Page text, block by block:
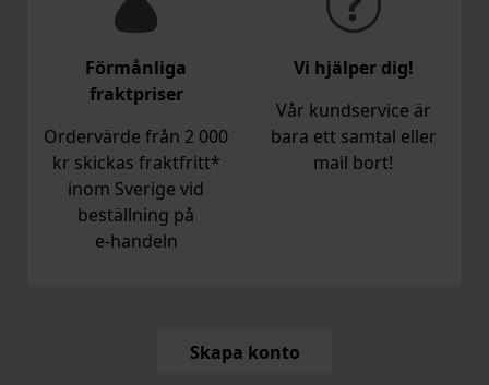
Förmånliga
fraktpriser
Ordervärde från 2 000
kr skickas fraktfritt*
inom Sverige vid
beställning på
e‑handeln
Vi hjälper dig!
Vår kundservice är
bara ett samtal eller
mail bort!
Skapa konto